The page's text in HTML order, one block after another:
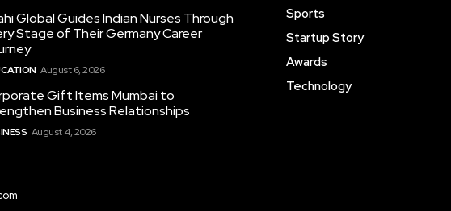
Global Guides Indian Nurses Through
Stage of Their Germany Career
August 6, 2026
Gift Items Mumbai to
Business Relationships
August 4, 2026
Sports
Startup Story
Awards
Technology